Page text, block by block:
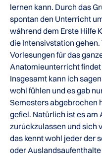
lernen kann. Durch das
spontan den Unterricht
während dem Erste Hilfe
die Intensivstation
Vorlesungen für das
Anatomieunterricht
Insgesamt kann ich
wohl fühlen und es gab
Semesters abgebrochen
gefiel. Natürlich ist es am
zurückzulassen und sich
das kennt wohl jeder der
oder